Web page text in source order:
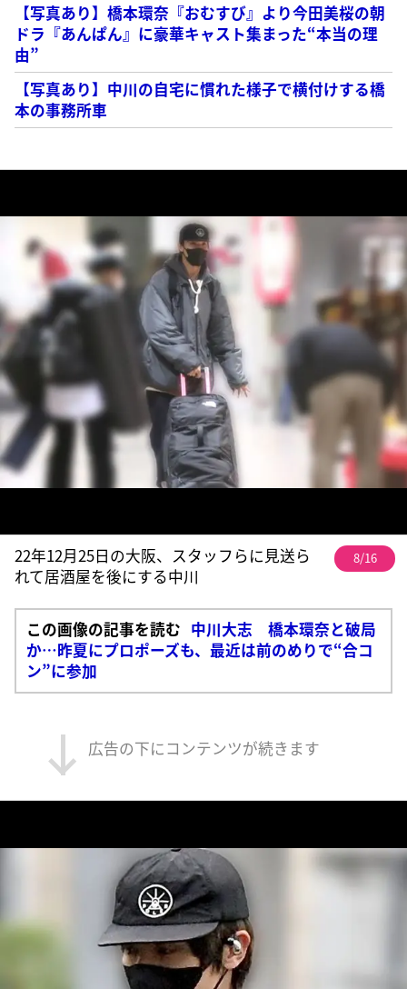
【写真あり】橋本環奈『おむすび』より今田美桜の朝
ドラ『あんぱん』に豪華キャスト集まった“本当の理
由”
【写真あり】中川の自宅に慣れた様子で横付けする橋
本の事務所車
22年12月25日の大阪、スタッフらに見送ら
れて居酒屋を後にする中川
8/16
この画像の記事を読む 中川大志 橋本環奈と破局
か…昨夏にプロポーズも、最近は前のめりで“合コ
ン”に参加
広告の下にコンテンツが続きます